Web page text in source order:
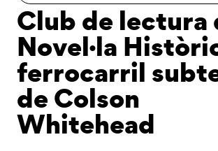
Club de lectura
Novel·la
ferrocarril
de Colson
Whitehead